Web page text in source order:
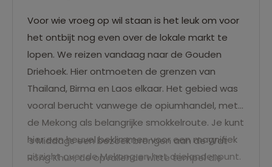
Voor wie vroeg op wil staan is het leuk om voor
het ontbijt nog even over de lokale markt te
lopen. We reizen vandaag naar de Gouden
Driehoek. Hier ontmoeten de grenzen van
Thailand, Birma en Laos elkaar. Het gebied was
vooral berucht vanwege de opiumhandel, met
de Mekong als belangrijke smokkelroute. Je kunt
hier een heuvel beklimmen voor een magnifiek
uitzicht over de Mekong en het drielandenpunt.
’s Middags een bezoek brengen aan de Wat
Rong Khun, de opvallende witte tempel die